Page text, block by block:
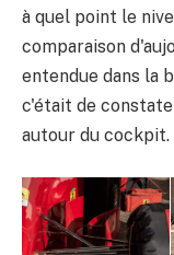
à quel point le
comparaison
entendue dans la
c'était de
autour du cockpit.